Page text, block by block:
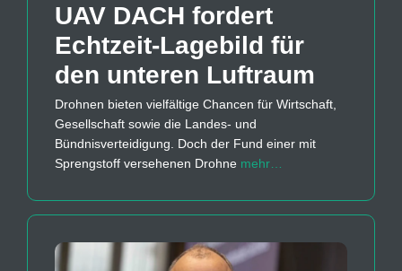
UAV DACH fordert
Echtzeit-Lagebild für
den unteren Luftraum
Drohnen bieten vielfältige Chancen für Wirtschaft,
Gesellschaft sowie die Landes- und
Bündnisverteidigung. Doch der Fund einer mit
Sprengstoff versehenen Drohne mehr…